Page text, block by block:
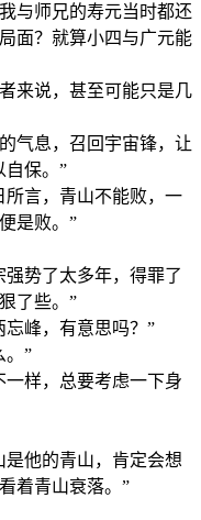
与师兄的寿元当时都还
面？就算小四与广元能
来说，甚至可能只是几
气息，召回宇宙锋，让
自保。”
所言，青山不能败，一
是败。”
势了太多年，得罪了
了些。”
峰，有意思吗？”
。”
样，总要考虑一下身
他的青山，肯定会想
着青山衰落。”